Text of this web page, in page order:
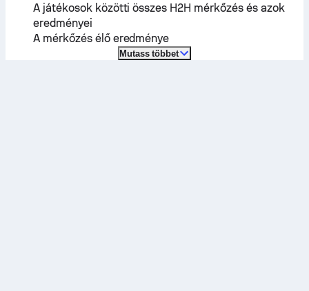
A játékosok közötti összes H2H mérkőzés és azok
eredményei
A mérkőzés élő eredménye
Mutass többet